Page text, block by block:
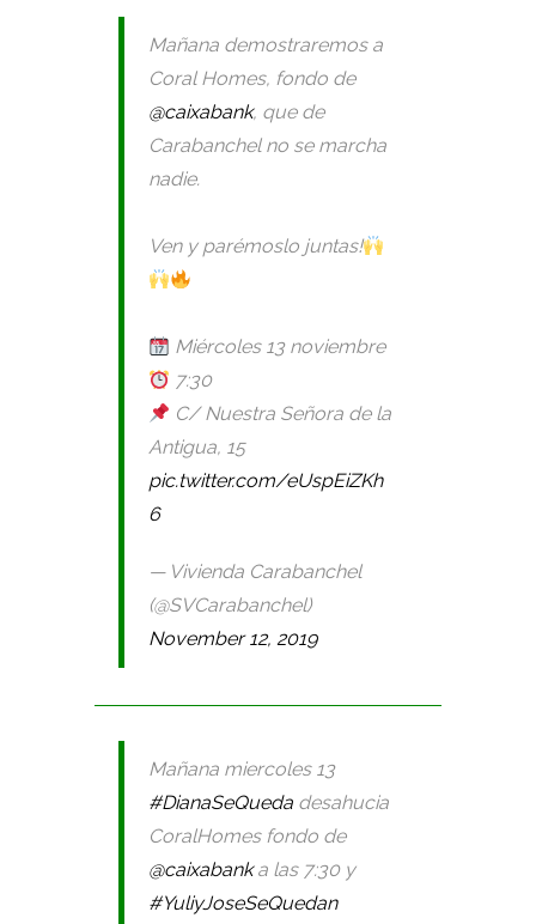
Mañana demostraremos a
Coral Homes, fondo de
@caixabank, que de
Carabanchel no se marcha
nadie.
Ven y parémoslo juntas!
Miércoles 13 noviembre
7:30
C/ Nuestra Señora de la
Antigua, 15
pic.twitter.com/eUspEiZKh
6
— Vivienda Carabanchel
(@SVCarabanchel)
November 12, 2019
Mañana miercoles 13
#DianaSeQueda desahucia
CoralHomes fondo de
@caixabanka las 7:30 y
#YuliyJoseSeQuedan